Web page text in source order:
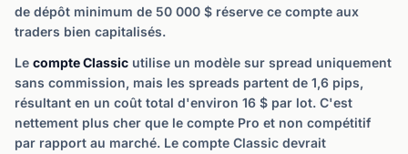
de dépôt minimum de 50 000 $ réserve ce compte aux
traders bien capitalisés.
Le compte Classic utilise un modèle sur spread uniquement
sans commission, mais les spreads partent de 1,6 pips,
résultant en un coût total d'environ 16 $ par lot. C'est
nettement plus cher que le compte Pro et non compétitif
par rapport au marché. Le compte Classic devrait